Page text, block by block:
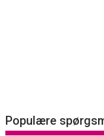
Populære